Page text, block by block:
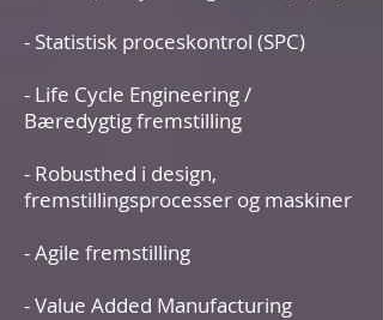
- Statistisk proceskontrol (SPC)
- Life Cycle Engineering /
Bæredygtig fremstilling
- Robusthed i design,
fremstillingsprocesser og maskiner
- Agile fremstilling
- Value Added Manufacturing